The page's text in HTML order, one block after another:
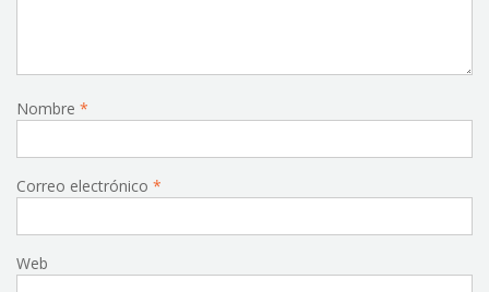
Nombre *
Correo electrónico *
Web